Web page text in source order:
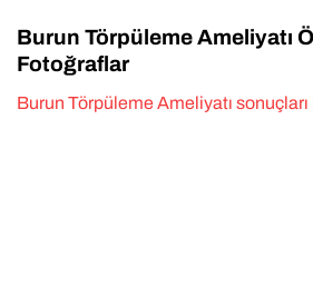
Burun Törpüleme Ameliyatı
Fotoğraflar
Burun Törpüleme Ameliyatı sonuçları